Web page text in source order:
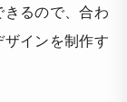
るので、合わ
インを制作す